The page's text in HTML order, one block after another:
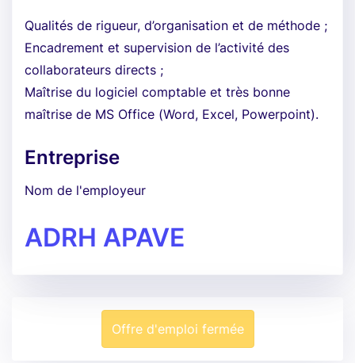
Qualités de rigueur, d’organisation et de méthode ;
Encadrement et supervision de l’activité des
collaborateurs directs ;
Maîtrise du logiciel comptable et très bonne
maîtrise de MS Office (Word, Excel, Powerpoint).
Entreprise
Nom de l'employeur
ADRH APAVE
Offre d'emploi fermée